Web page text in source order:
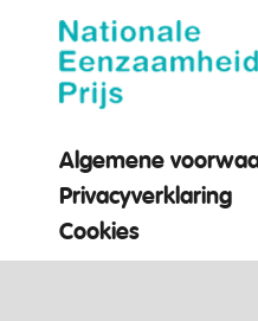
Algemene
Privacyverklaring
Cookies